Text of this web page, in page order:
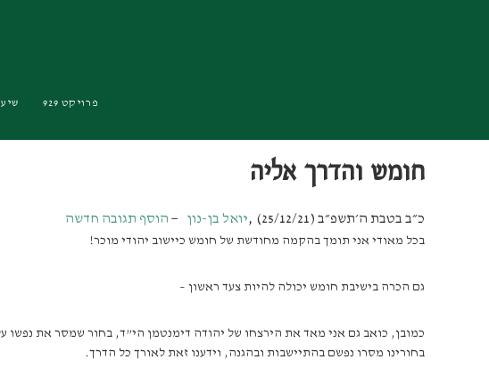
פרויקט 929
חומש והדרך אליה
כ״ב בטבת ה׳תשפ״ב (25/12/21) ,יואל בן-נון הוסף תגובה חדשה
בכל מאודי אני תומך בהקמה מחודשת של חומש כיישוב יהודי מוכר!
גם הכרה בישיבת חומש יכולה להיות צעד ראשון –
כמובן, כואב גם אני מאד את הירצחו של יהודה דימנטמן הי”ד, בחור שמסר את
בחורינו מסרו נפשם בהתיישבות ובהגנה, וידענו זאת לאורך כל הדרך.